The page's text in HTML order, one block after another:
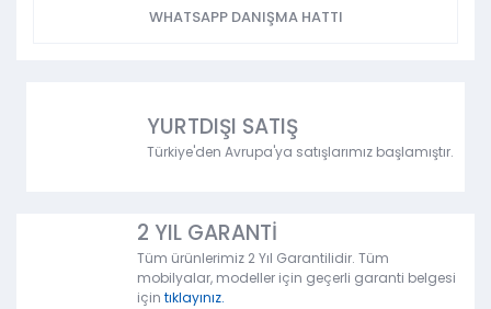
WHATSAPP DANIŞMA HATTI
YURTDIŞI SATIŞ
Türkiye'den Avrupa'ya satışlarımız başlamıştır.
2 YIL GARANTİ
Tüm ürünlerimiz 2 Yıl Garantilidir. Tüm
mobilyalar, modeller için geçerli garanti belgesi
için tıklayınız.